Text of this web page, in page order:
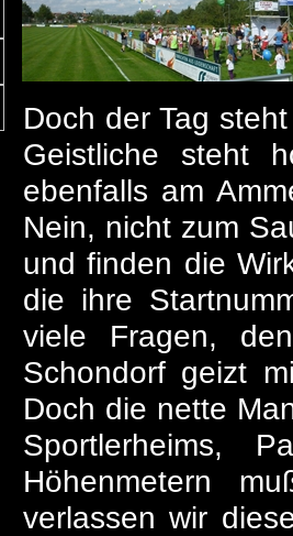
Doch der Tag
Geistliche steht
ebenfalls am
Nein, nicht zum
und finden die
die ihre
viele Fragen,
Schondorf geizt
Doch die nette
Sportlerheims,
Höhenmetern
verlassen wir